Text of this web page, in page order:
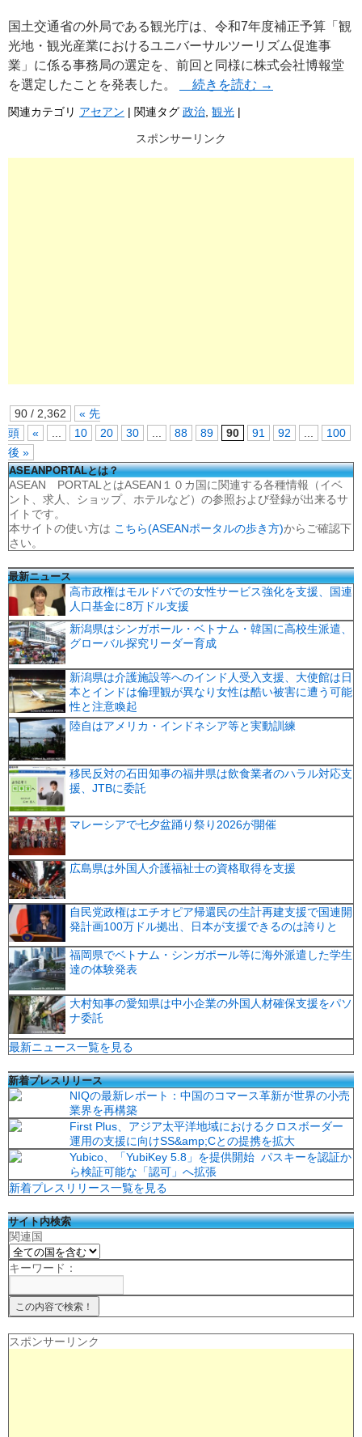
国土交通省の外局である観光庁は、令和7年度補正予算「観
光地・観光産業におけるユニバーサルツーリズム促進事
業」に係る事務局の選定を、前回と同様に株式会社博報堂
を選定したことを発表した。
続きを読む →
関連カテゴリ アセアン | 関連タグ 政治 観光 |
スポンサーリンク
90 / 2,362
« 先
頭
« 10 20 30 88 89 90 91 92 100
後 »
ASEANPORTALとは？
ASEAN PORTALとはASEAN１０カ国に関連する各種情報（イベ
ント、求人、ショップ、ホテルなど）の参照および登録が出来るサ
イトです。
本サイトの使い方は こちら(ASEANポータルの歩き方)からご確認下
さい。
最新ニュース
高市政権はモルドバでの女性サービス強化を支援、国連
人口基金に8万ドル支援
新潟県はシンガポール・ベトナム・韓国に高校生派遣、
グローバル探究リーダー育成
新潟県は介護施設等へのインド人受入支援、大使館は日
本とインドは倫理観が異なり女性は酷い被害に遭う可能
性と注意喚起
陸自はアメリカ・インドネシア等と実動訓練
移民反対の石田知事の福井県は飲食業者のハラル対応支
援、JTBに委託
マレーシアで七夕盆踊り祭り2026が開催
広島県は外国人介護福祉士の資格取得を支援
自民党政権はエチオピア帰還民の生計再建支援で国連開
発計画100万ドル拠出、日本が支援できるのは誇りと
福岡県でベトナム・シンガポール等に海外派遣した学生
達の体験発表
大村知事の愛知県は中小企業の外国人材確保支援をパソ
ナ委託
最新ニュース一覧を見る
新着プレスリリース
NIQの最新レポート：中国のコマース革新が世界の小売
業界を再構築
First Plus、アジア太平洋地域におけるクロスボーダー
運用の支援に向けSS&amp;Cとの提携を拡大
Yubico、「YubiKey 5.8」を提供開始 パスキーを認証か
ら検証可能な「認可」へ拡張
新着プレスリリース一覧を見る
サイト内検索
関連国
キーワード：
スポンサーリンク